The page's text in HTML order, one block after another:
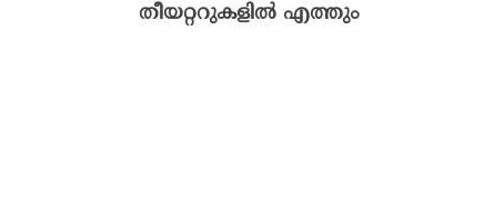
തീയറ്ററുകളിൽ എത്തും